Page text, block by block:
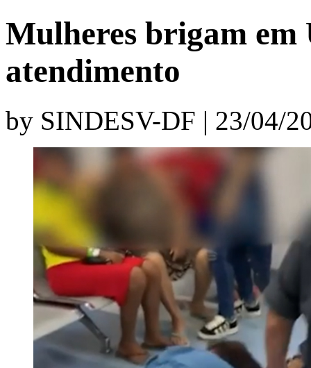
Mulheres brigam em
atendimento
by SINDESV-DF | 23/04/